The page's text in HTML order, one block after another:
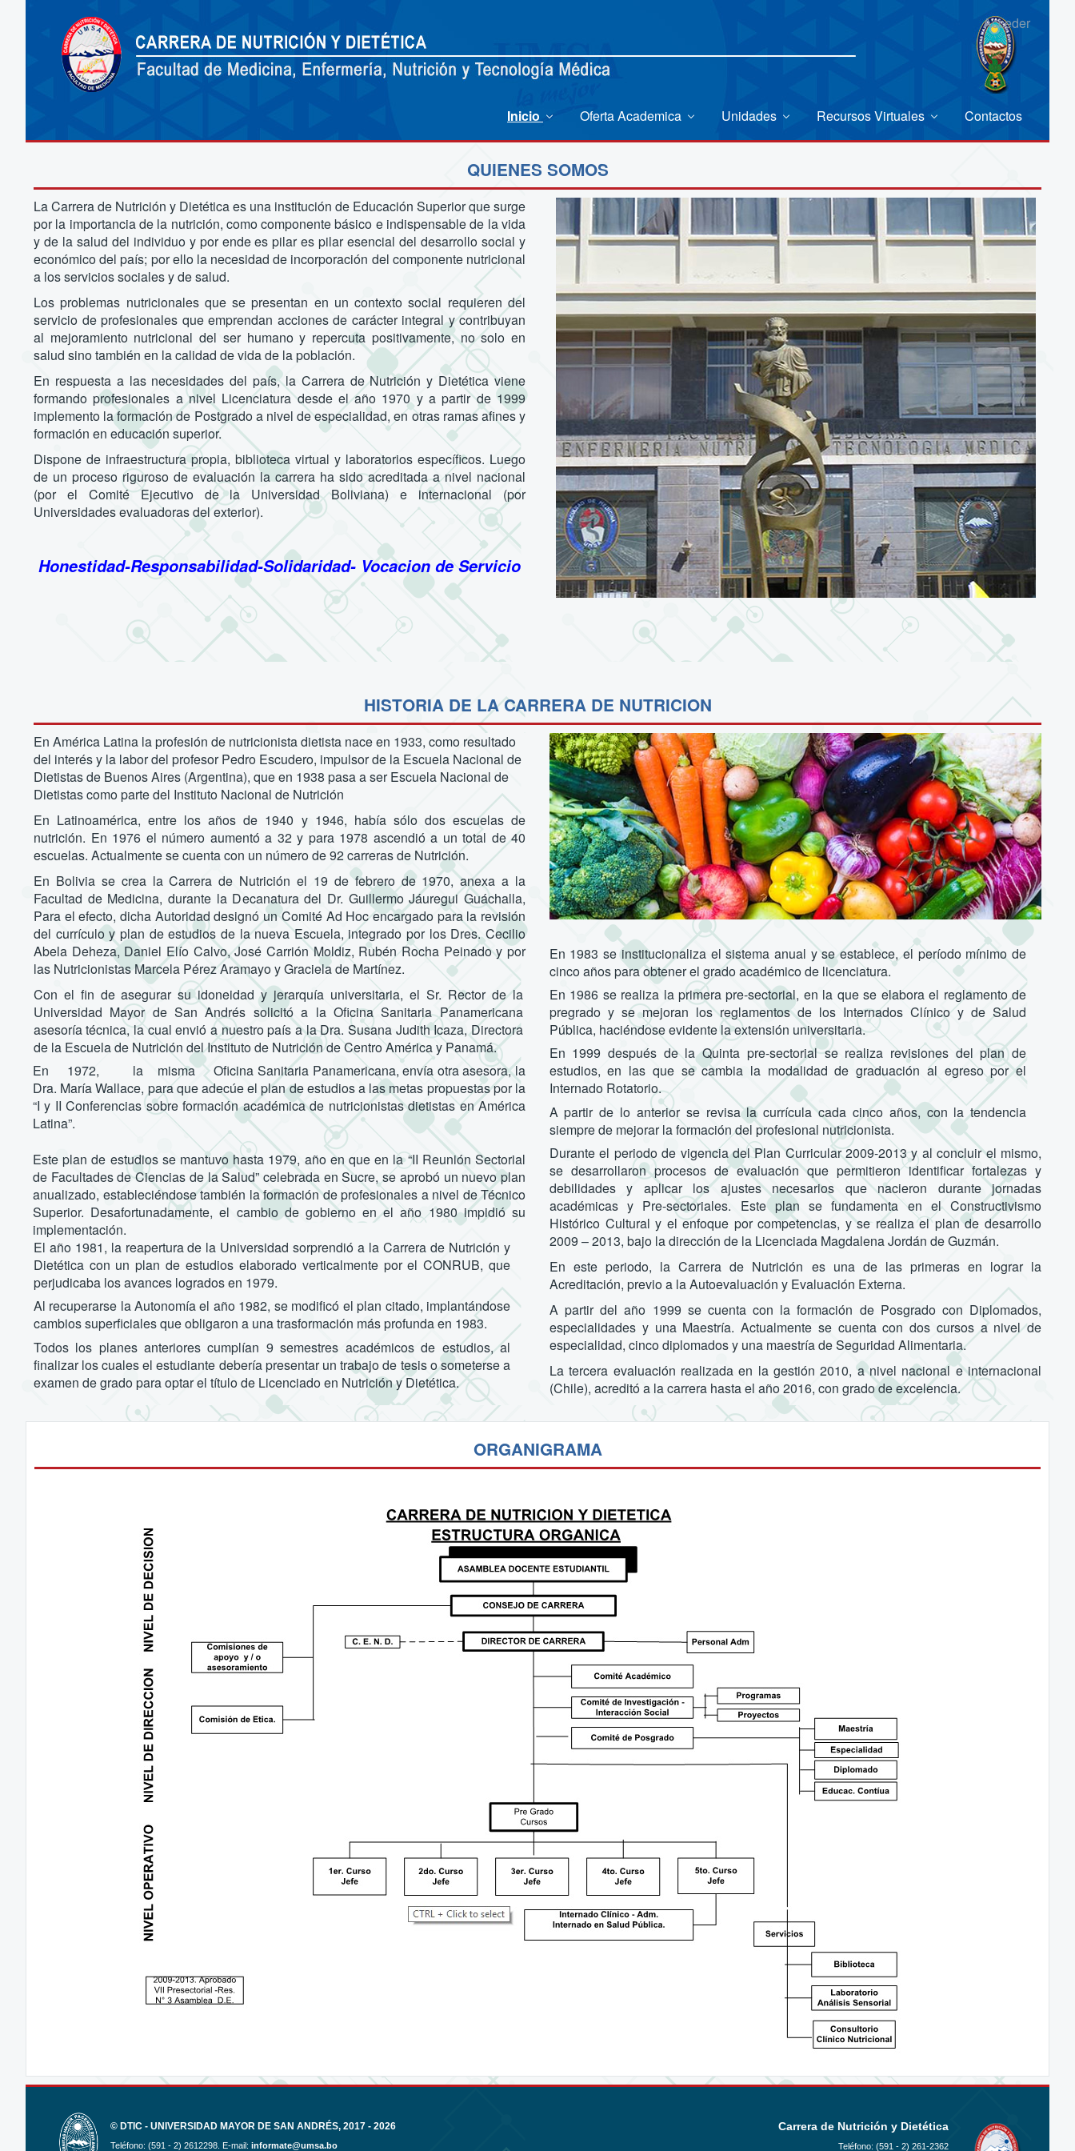
Acceder
Inicio Oferta Academica Unidades Recursos Virtuales Contactos
QUIENES SOMOS
La Carrera de Nutrición y Dietética es una institución de Educación Superior que surge
por la importancia de la nutrición, como componente básico e indispensable de la vida
y de la salud del individuo y por ende es pilar es pilar esencial del desarrollo social y
económico del país; por ello la necesidad de incorporación del componente nutricional
a los servicios sociales y de salud.
Los problemas nutricionales que se presentan en un contexto social requieren del
servicio de profesionales que emprendan acciones de carácter integral y contribuyan
al mejoramiento nutricional del ser humano y repercuta positivamente, no solo en
salud sino también en la calidad de vida de la población.
En respuesta a las necesidades del país, la Carrera de Nutrición y Dietética viene
formando profesionales a nivel Licenciatura desde el año 1970 y a partir de 1999
implemento la formación de Postgrado a nivel de especialidad, en otras ramas afines y
formación en educación superior.
Dispone de infraestructura propia, biblioteca virtual y laboratorios específicos. Luego
de un proceso riguroso de evaluación la carrera ha sido acreditada a nivel nacional
(por el Comité Ejecutivo de la Universidad Boliviana) e internacional (por
Universidades evaluadoras del exterior).
Honestidad-Responsabilidad-Solidaridad- Vocacion de Servicio
HISTORIA DE LA CARRERA DE NUTRICION
En América Latina la profesión de nutricionista dietista nace en 1933, como resultado
del interés y la labor del profesor Pedro Escudero, impulsor de la Escuela Nacional de
Dietistas de Buenos Aires (Argentina), que en 1938 pasa a ser Escuela Nacional de
Dietistas como parte del Instituto Nacional de Nutrición
En Latinoamérica, entre los años de 1940 y 1946, había sólo dos escuelas de
nutrición. En 1976 el número aumentó a 32 y para 1978 ascendió a un total de 40
escuelas. Actualmente se cuenta con un número de 92 carreras de Nutrición.
En Bolivia se crea la Carrera de Nutrición el 19 de febrero de 1970, anexa a la
Facultad de Medicina, durante la Decanatura del Dr. Guillermo Jáuregui Guáchalla,
Para el efecto, dicha Autoridad designó un Comité Ad Hoc encargado para la revisión
del currículo y plan de estudios de la nueva Escuela, integrado por los Dres. Cecilio
Abela Deheza, Daniel Elío Calvo, José Carrión Moldiz, Rubén Rocha Peinado y por
las Nutricionistas Marcela Pérez Aramayo y Graciela de Martínez.
Con el fin de asegurar su idoneidad y jerarquía universitaria, el Sr. Rector de la
Universidad Mayor de San Andrés solicitó a la Oficina Sanitaria Panamericana
asesoría técnica, la cual envió a nuestro país a la Dra. Susana Judith Icaza, Directora
de la Escuela de Nutrición del Instituto de Nutrición de Centro América y Panamá.
En 1972, la misma Oficina Sanitaria Panamericana, envía otra asesora, la
Dra. María Wallace, para que adecúe el plan de estudios a las metas propuestas por la
“I y II Conferencias sobre formación académica de nutricionistas dietistas en América
Latina”.
Este plan de estudios se mantuvo hasta 1979, año en que en la “II Reunión Sectorial
de Facultades de Ciencias de la Salud” celebrada en Sucre, se aprobó un nuevo plan
anualizado, estableciéndose también la formación de profesionales a nivel de Técnico
Superior. Desafortunadamente, el cambio de gobierno en el año 1980 impidió su
implementación.
El año 1981, la reapertura de la Universidad sorprendió a la Carrera de Nutrición y
Dietética con un plan de estudios elaborado verticalmente por el CONRUB, que
perjudicaba los avances logrados en 1979.
Al recuperarse la Autonomía el año 1982, se modificó el plan citado, implantándose
cambios superficiales que obligaron a una trasformación más profunda en 1983.
Todos los planes anteriores cumplían 9 semestres académicos de estudios, al
finalizar los cuales el estudiante debería presentar un trabajo de tesis o someterse a
examen de grado para optar el título de Licenciado en Nutrición y Dietética.
En 1983 se institucionaliza el sistema anual y se establece, el período mínimo de
cinco años para obtener el grado académico de licenciatura.
En 1986 se realiza la primera pre-sectorial, en la que se elabora el reglamento de
pregrado y se mejoran los reglamentos de los Internados Clínico y de Salud
Pública, haciéndose evidente la extensión universitaria.
En 1999 después de la Quinta pre-sectorial se realiza revisiones del plan de
estudios, en las que se cambia la modalidad de graduación al egreso por el
Internado Rotatorio.
A partir de lo anterior se revisa la currícula cada cinco años, con la tendencia
siempre de mejorar la formación del profesional nutricionista.
Durante el periodo de vigencia del Plan Curricular 2009-2013 y al concluir el mismo,
se desarrollaron procesos de evaluación que permitieron identificar fortalezas y
debilidades y aplicar los ajustes necesarios que nacieron durante jornadas
académicas y Pre-sectoriales. Este plan se fundamenta en el Constructivismo
Histórico Cultural y el enfoque por competencias, y se realiza el plan de desarrollo
2009 – 2013, bajo la dirección de la Licenciada Magdalena Jordán de Guzmán.
En este periodo, la Carrera de Nutrición es una de las primeras en lograr la
Acreditación, previo a la Autoevaluación y Evaluación Externa.
A partir del año 1999 se cuenta con la formación de Posgrado con Diplomados,
especialidades y una Maestría. Actualmente se cuenta con dos cursos a nivel de
especialidad, cinco diplomados y una maestría de Seguridad Alimentaria.
La tercera evaluación realizada en la gestión 2010, a nivel nacional e internacional
(Chile), acreditó a la carrera hasta el año 2016, con grado de excelencia.
ORGANIGRAMA
© DTIC - UNIVERSIDAD MAYOR DE SAN ANDRÉS, 2017 - 2026
Teléfono: (591 - 2) 2612298. E-mail: informate@umsa.bo
Carrera de Nutrición y Dietética
Teléfono: (591 - 2) 261-2362